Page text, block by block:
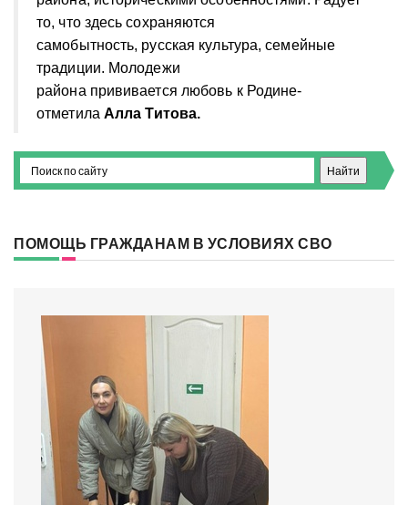
то, что здесь сохраняются
самобытность, русская культура, семейные
традиции. Молодежи
района прививается любовь к Родине-
отметила Алла Титова.
ПОМОЩЬ ГРАЖДАНАМ В УСЛОВИЯХ СВО